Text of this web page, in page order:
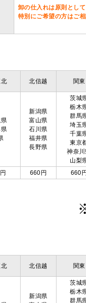
卸の仕入れは原則とし
特別にご希望の方はご
北信越 関東
新潟県
富山県
石川県
福井県
長野県
茨城
栃木
群馬
埼玉
千葉
東京
神奈
山梨
660円 660
北信越 関東
新潟県
茨城
栃木
群馬